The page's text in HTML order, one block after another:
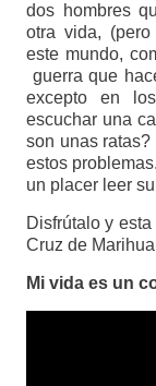
dos hombres
otra vida,
este mundo,
guerra que
excepto en
escuchar una
son unas
estos
un placer leer
Disfrútalo y
Cruz de
Mi vida es un